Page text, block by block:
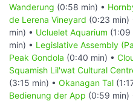
Wanderung (0:58 min) •
de Lerena Vineyard (0:23 min)
min) • Ucluelet Aquarium (1:09
min) • Legislative Assembly
Peak Gondola (0:40 min) •
Squamish Lil'wat Cultural
(3:15 min) • Okanagan Tal
Bedienung der App (0:59 min)